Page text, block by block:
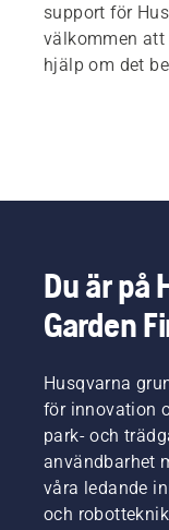
support för
välkommen
hjälp om det
Du är på
Garden
Husqvarna
för innovation
park- och
användbarhet
våra ledande
och